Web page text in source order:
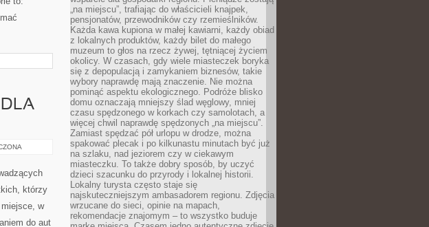
DLA
którzy
w
do aut
„na miejscu”, trafiając do właścicieli knajpek,
pensjonatów, przewodników czy rzemieślników.
Każda kawa kupiona w małej kawiarni, każdy obiad
z lokalnych produktów, każdy bilet do małego
muzeum to głos na rzecz żywej, tętniącej życiem
okolicy. W czasach, gdy wiele miasteczek boryka
się z depopulacją i zamykaniem biznesów, takie
wybory naprawdę mają znaczenie. Nie można
pominąć aspektu ekologicznego. Podróże blisko
domu oznaczają mniejszy ślad węglowy, mniej
czasu spędzonego w korkach czy samolotach, a
więcej chwil naprawdę spędzonych „na miejscu”.
Zamiast spędzać pół urlopu w drodze, można
spakować plecak i po kilkunastu minutach być już
na szlaku, nad jeziorem czy w ciekawym
miasteczku. To także dobry sposób, by uczyć
dzieci szacunku do przyrody i lokalnej historii.
Lokalny turysta często staje się
najskuteczniejszym ambasadorem regionu. Zdjęcia
wrzucane do sieci, opinie na mapach,
rekomendacje znajomym – to wszystko buduje